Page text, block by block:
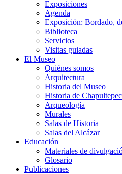
Exposiciones
Agenda
Exposición: Bordado,
Biblioteca
Servicios
Visitas guiadas
El Museo
Quiénes somos
Arquitectura
Historia del Museo
Historia de Chapultepec
Arqueología
Murales
Salas de Historia
Salas del Alcázar
Educación
Materiales de
Glosario
Publicaciones